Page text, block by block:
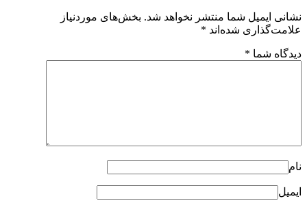
نشانی ایمیل شما منتشر نخواهد شد. بخش‌های موردنیاز
علامت‌گذاری شده‌اند *
دیدگاه شما *
نام
ایمیل